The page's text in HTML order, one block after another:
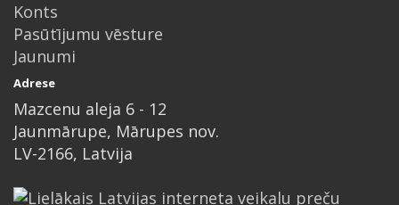
Konts
Pasūtījumu vēsture
Jaunumi
Adrese
Mazcenu aleja 6 - 12
Jaunmārupe, Mārupes nov.
LV-2166, Latvija